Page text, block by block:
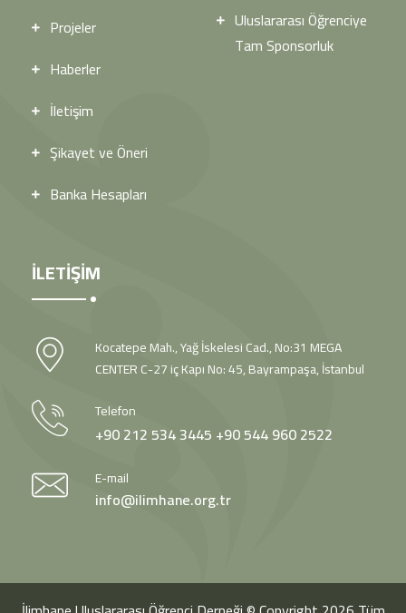
Projeler
Haberler
İletişim
Şikayet ve Öneri
Banka Hesapları
Uluslararası Öğrenciye
Tam Sponsorluk
İLETİŞİM
Kocatepe Mah., Yağ İskelesi Cad., No:31 MEGA
CENTER C-27 iç Kapı No: 45, Bayrampaşa, İstanbul
Telefon
+90 212 534 3445 +90 544 960 2522
E-mail
info@ilimhane.org.tr